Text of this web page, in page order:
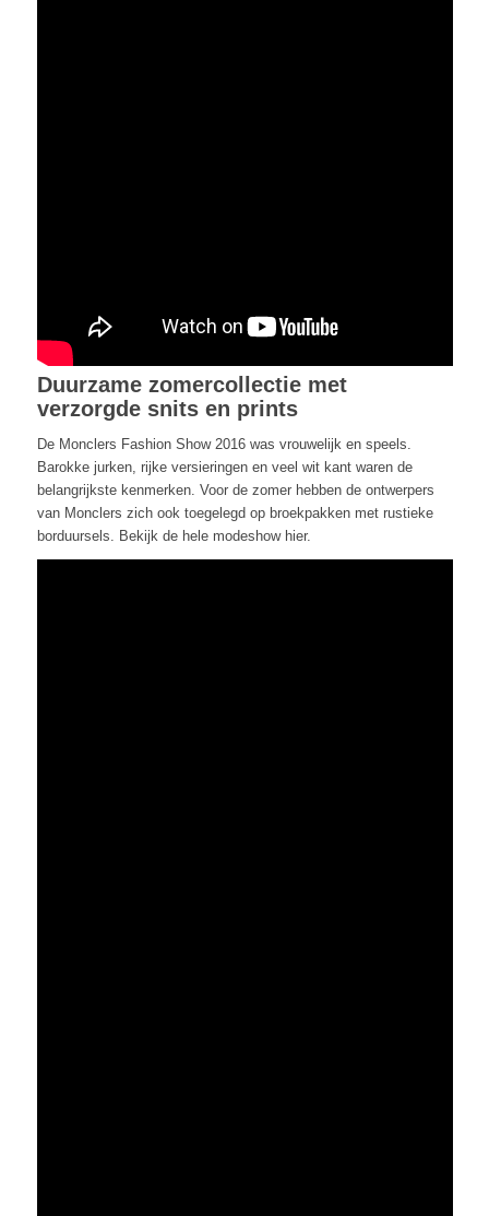
Duurzame zomercollectie met
verzorgde snits en prints
De Monclers Fashion Show 2016 was vrouwelijk en speels.
Barokke jurken, rijke versieringen en veel wit kant waren de
belangrijkste kenmerken. Voor de zomer hebben de ontwerpers
van Monclers zich ook toegelegd op broekpakken met rustieke
borduursels. Bekijk de hele modeshow hier.